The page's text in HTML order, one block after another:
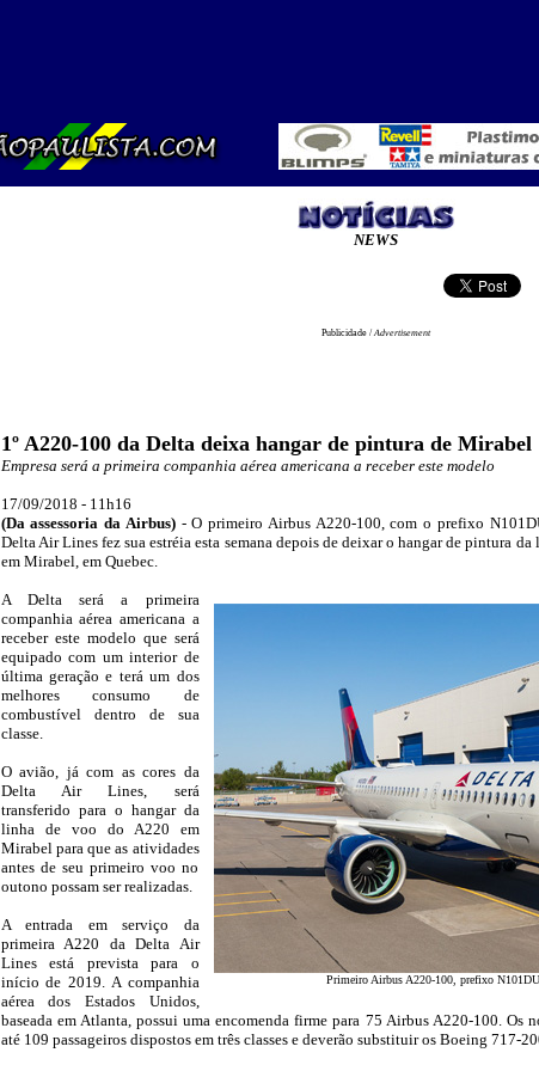
NEWS
Publicidade /Advertisement
1º A220-100 da Delta deixa hangar de pintura de Mirabel
Empresa será a primeira companhia aérea americana a receber este modelo
17/09/2018 - 11h16
(Da assessoria da Airbus) -O primeiro Airbus A220-100, com o prefixo
Delta Air Lines fez sua estréia esta semana depois de deixar o hangar de pintura
em Mirabel, em Quebec.
Primeiro Airbus A220-100, prefixo
A Delta será a primeira
companhia aérea americana a
receber este modelo que será
equipado com um interior de
última geração e terá um dos
melhores consumo de
combustível dentro de sua
classe.
O avião, já com as cores da
Delta Air Lines, será
transferido para o hangar da
linha de voo do A220 em
Mirabel para que as atividades
antes de seu primeiro voo no
outono possam ser realizadas.
A entrada em serviço da
primeira A220 da Delta Air
Lines está prevista para o
início de 2019. A companhia
aérea dos Estados Unidos,
baseada em Atlanta, possui uma encomenda firme para 75 Airbus A220-100. Os
até 109 passageiros dispostos em três classes e deverão substituir os Boeing 717-